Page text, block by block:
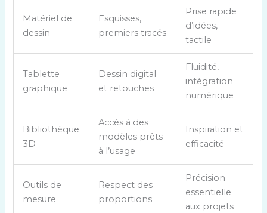
r
f
Matériel de
dessin
Esquisses,
premiers tracés
Prise rapide
d’idées,
tactile
Tablette
graphique
Dessin digital
et retouches
Fluidité,
intégration
numérique
Bibliothèque
3D
Accès à des
modèles prêts
à l’usage
Inspiration et
efficacité
Outils de
mesure
Respect des
proportions
Précision
essentielle
aux projets